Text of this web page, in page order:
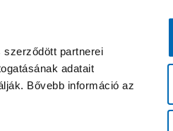
szerződött partnerei
adatait
Bővebb információ az